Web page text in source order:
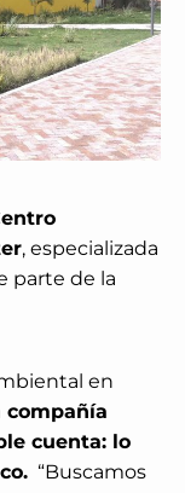
, especializada
parte de la
en
compañía
cuenta: lo
“Buscamos